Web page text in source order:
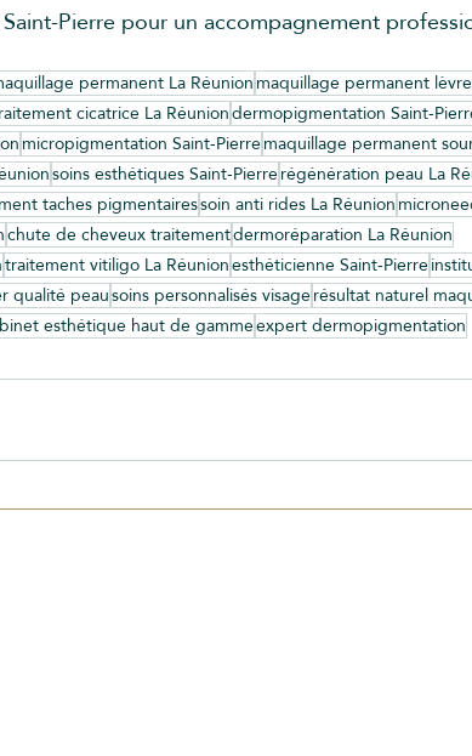
Pierre pour un accompagnement
permanent La Réunionmaquillage permanent
cicatrice La Réuniondermopigmentation Saint-
micropigmentation Saint-Pierremaquillage permanent
soins esthétiques Saint-Pierrerégénération peau La
taches pigmentairessoin anti rides La Réunion
chute de cheveux traitementdermoréparation La Réunion
traitement vitiligo La Réunionesthéticienne Saint-Pierre
qualité peausoins personnalisés visagerésultat naturel
esthétique haut de gammeexpert dermopigmentation